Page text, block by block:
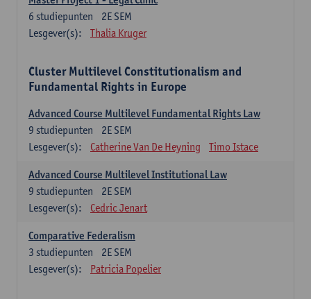
2E SEM
6 studiepunten
Lesgever(s):
Thalia Kruger
Cluster Multilevel Constitutionalism and
Fundamental Rights in Europe
Advanced Course Multilevel Fundamental Rights Law
2E SEM
9 studiepunten
Lesgever(s):
Catherine Van De Heyning Timo Istace
Advanced Course Multilevel Institutional Law
2E SEM
9 studiepunten
Lesgever(s):
Cedric Jenart
Comparative Federalism
2E SEM
3 studiepunten
Lesgever(s):
Patricia Popelier